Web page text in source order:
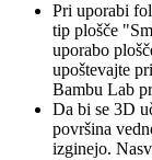
Pri uporabi
tip plošče
uporabo
upoštevajte
Bambu Lab
Da bi se 3D
površina
izginejo.